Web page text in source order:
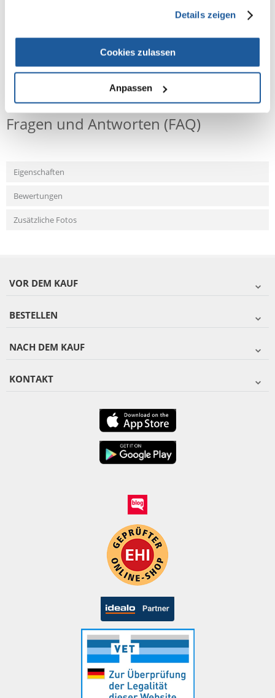
Details zeigen
Cookies zulassen
Anpassen
Fragen und Antworten (FAQ)
Eigenschaften
Bewertungen
Zusätzliche Fotos
VOR DEM KAUF
BESTELLEN
NACH DEM KAUF
KONTAKT